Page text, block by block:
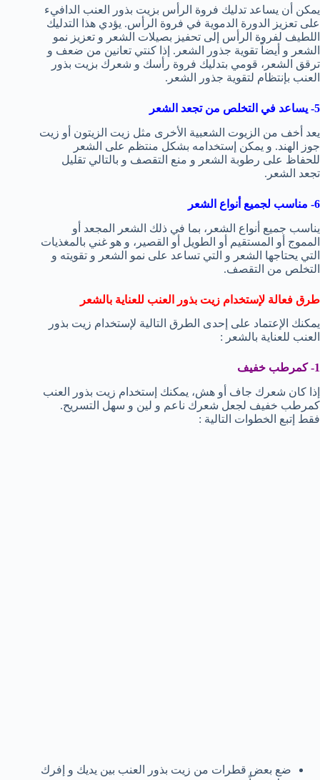
يمكن أن يساعد تدليك فروة الرأس بزيت بذور العنب الدافيء
على تعزيز الدورة الدموية في فروة الرأس. يؤدي هذا التدليك
اللطيف لفروة الرأس إلى تحفيز بصيلات الشعر و تعزيز نمو
الشعر و أيضاً تقوية جذور الشعر. إذا كنتي تعانين من ضعف و
ترقق الشعر، قومي بتدليك فروة رأسك و شعرك بزيت بذور
العنب بإنتظام لتقوية جذور الشعر.
5- يساعد في التخلص من تجعد الشعر
يعد أخف من الزيوت الشعبية الأخرى مثل زيت الزيتون أو زيت
جوز الهند. و يمكن إستخدامه بشكل منتظم على الشعر
للحفاظ على رطوبة الشعر و منع التقصف و بالتالي تقليل
تجعد الشعر.
6- مناسب لجميع أنواع الشعر
يناسب جميع أنواع الشعر، بما في ذلك الشعر المجعد أو
المموج أو المستقيم أو الطويل أو القصير، و هو غني بالمغذيات
التي يحتاجها الشعر و التي تساعد على نمو الشعر و تقويته و
التخلص من التقصف.
طرق فعالة لإستخدام زيت بذور العنب للعناية بالشعر
يمكنك الإعتماد على إحدى الطرق التالية لإستخدام زيت بذور
العنب للعناية بالشعر :
1- كمرطب خفيف
إذا كان شعرك جاف أو هش، يمكنك إستخدام زيت بذور العنب
كمرطب خفيف لجعل شعرك ناعم و لين و سهل التسريح.
فقط إتبع الخطوات التالية :
ضع بعض قطرات من زيت بذور العنب بين يديك و إفرك